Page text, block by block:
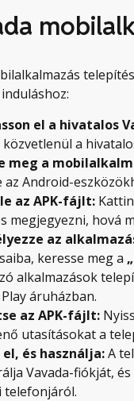
el a hivatalos
a
meg a
az Android-
az APK-fájlt:
megjegyezni, hová
az
keresse meg a
alkalmazások
áruházban.
az APK-fájlt:
utasításokat a
és használja:A
Vavada-fiókját,
telefonjáról.